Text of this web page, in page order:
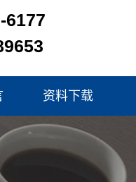
6177
资料下载